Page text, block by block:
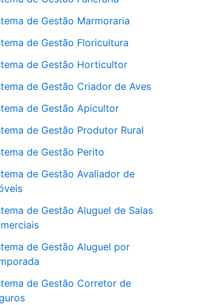
de Gestão Marmoraria
de Gestão Floricultura
de Gestão Horticultor
de Gestão Criador de Aves
de Gestão Apicultor
de Gestão Produtor Rural
de Gestão Perito
de Gestão Avaliador de
de Gestão Aluguel de Salas
de Gestão Aluguel por
de Gestão Corretor de